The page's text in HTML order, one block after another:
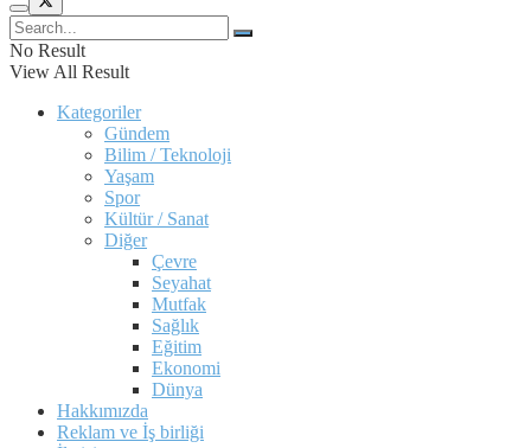
No Result
View All Result
Kategoriler
Gündem
Bilim / Teknoloji
Yaşam
Spor
Kültür / Sanat
Diğer
Çevre
Seyahat
Mutfak
Sağlık
Eğitim
Ekonomi
Dünya
Hakkımızda
Reklam ve İş birliği